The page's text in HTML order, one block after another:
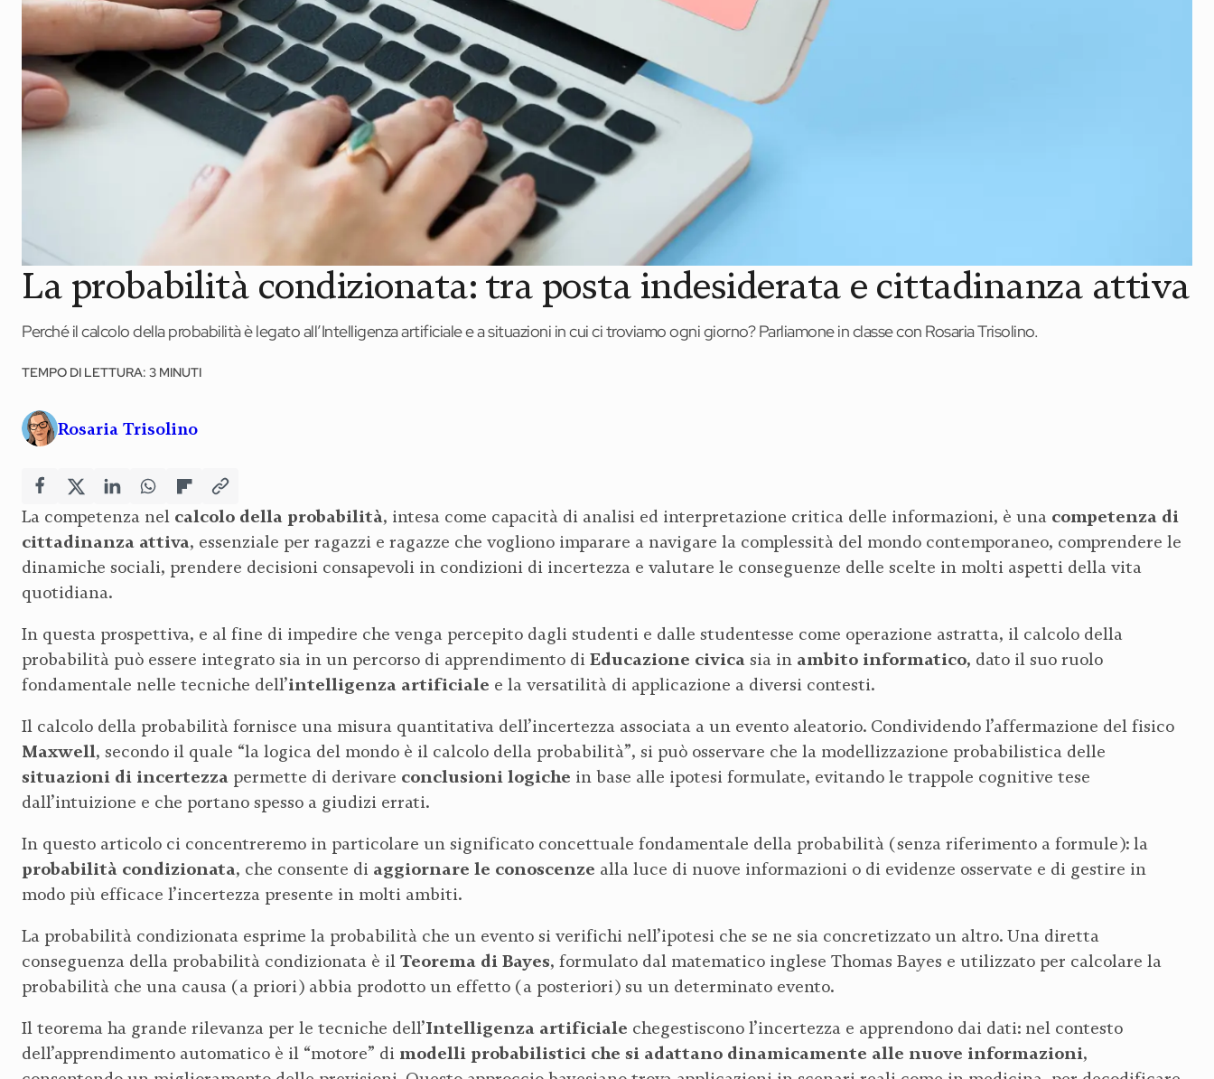
Scrivi con noi
Contatti
Didattica Espresso
La probabilità condizionata: tra posta indesiderata e cittadinanza attiva
Perché il calcolo della probabilità è legato all’Intelligenza artificiale e a situazioni in cui ci troviamo ogni giorno? Parliamone in classe con Rosaria Trisolino.
TEMPO DI LETTURA: 3 MINUTI
Rosaria Trisolino
La competenza nel calcolo della probabilità, intesa come capacità di analisi ed interpretazione critica delle informazioni, è una competenza di
cittadinanza attiva, essenziale per ragazzi e ragazze che vogliono imparare a navigare la complessità del mondo contemporaneo, comprendere le
dinamiche sociali, prendere decisioni consapevoli in condizioni di incertezza e valutare le conseguenze delle scelte in molti aspetti della vita
quotidiana.
In questa prospettiva, e al fine di impedire che venga percepito dagli studenti e dalle studentesse come operazione astratta, il calcolo della
probabilità può essere integrato sia in un percorso di apprendimento di Educazione civica sia in ambito informatico, dato il suo ruolo
fondamentale nelle tecniche dell’intelligenza artificiale e la versatilità di applicazione a diversi contesti.
Il calcolo della probabilità fornisce una misura quantitativa dell’incertezza associata a un evento aleatorio. Condividendo l’affermazione del fisico
Maxwell, secondo il quale “la logica del mondo è il calcolo della probabilità”, si può osservare che la modellizzazione probabilistica delle
situazioni di incertezza permette di derivare conclusioni logiche in base alle ipotesi formulate, evitando le trappole cognitive tese
dall’intuizione e che portano spesso a giudizi errati.
In questo articolo ci concentreremo in particolare un significato concettuale fondamentale della probabilità (senza riferimento a formule): la
probabilità condizionata, che consente di aggiornare le conoscenze alla luce di nuove informazioni o di evidenze osservate e di gestire in
modo più efficace l’incertezza presente in molti ambiti.
La probabilità condizionata esprime la probabilità che un evento si verifichi nell’ipotesi che se ne sia concretizzato un altro. Una diretta
conseguenza della probabilità condizionata è il Teorema di Bayes, formulato dal matematico inglese Thomas Bayes e utilizzato per calcolare la
probabilità che una causa (a priori) abbia prodotto un effetto (a posteriori) su un determinato evento.
Il teorema ha grande rilevanza per le tecniche dell’Intelligenza artificiale chegestiscono l’incertezza e apprendono dai dati: nel contesto
dell’apprendimento automatico è il “motore” di modelli probabilistici che si adattano dinamicamente alle nuove informazioni,